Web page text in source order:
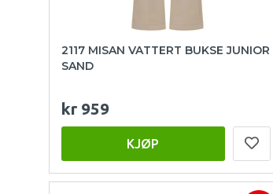
2117 MISAN VATTERT BUKSE JUNIOR
SAND
kr 959
KJØP